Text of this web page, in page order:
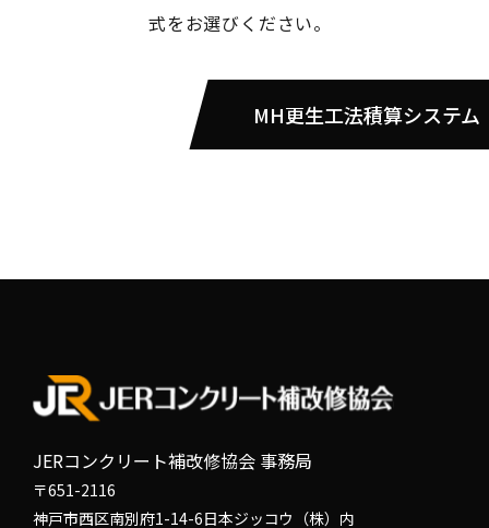
式をお選びください。
MH更生工法積算システム
JERコンクリート補改修協会 事務局
〒651-2116
神戸市西区南別府1-14-6日本ジッコウ（株）内